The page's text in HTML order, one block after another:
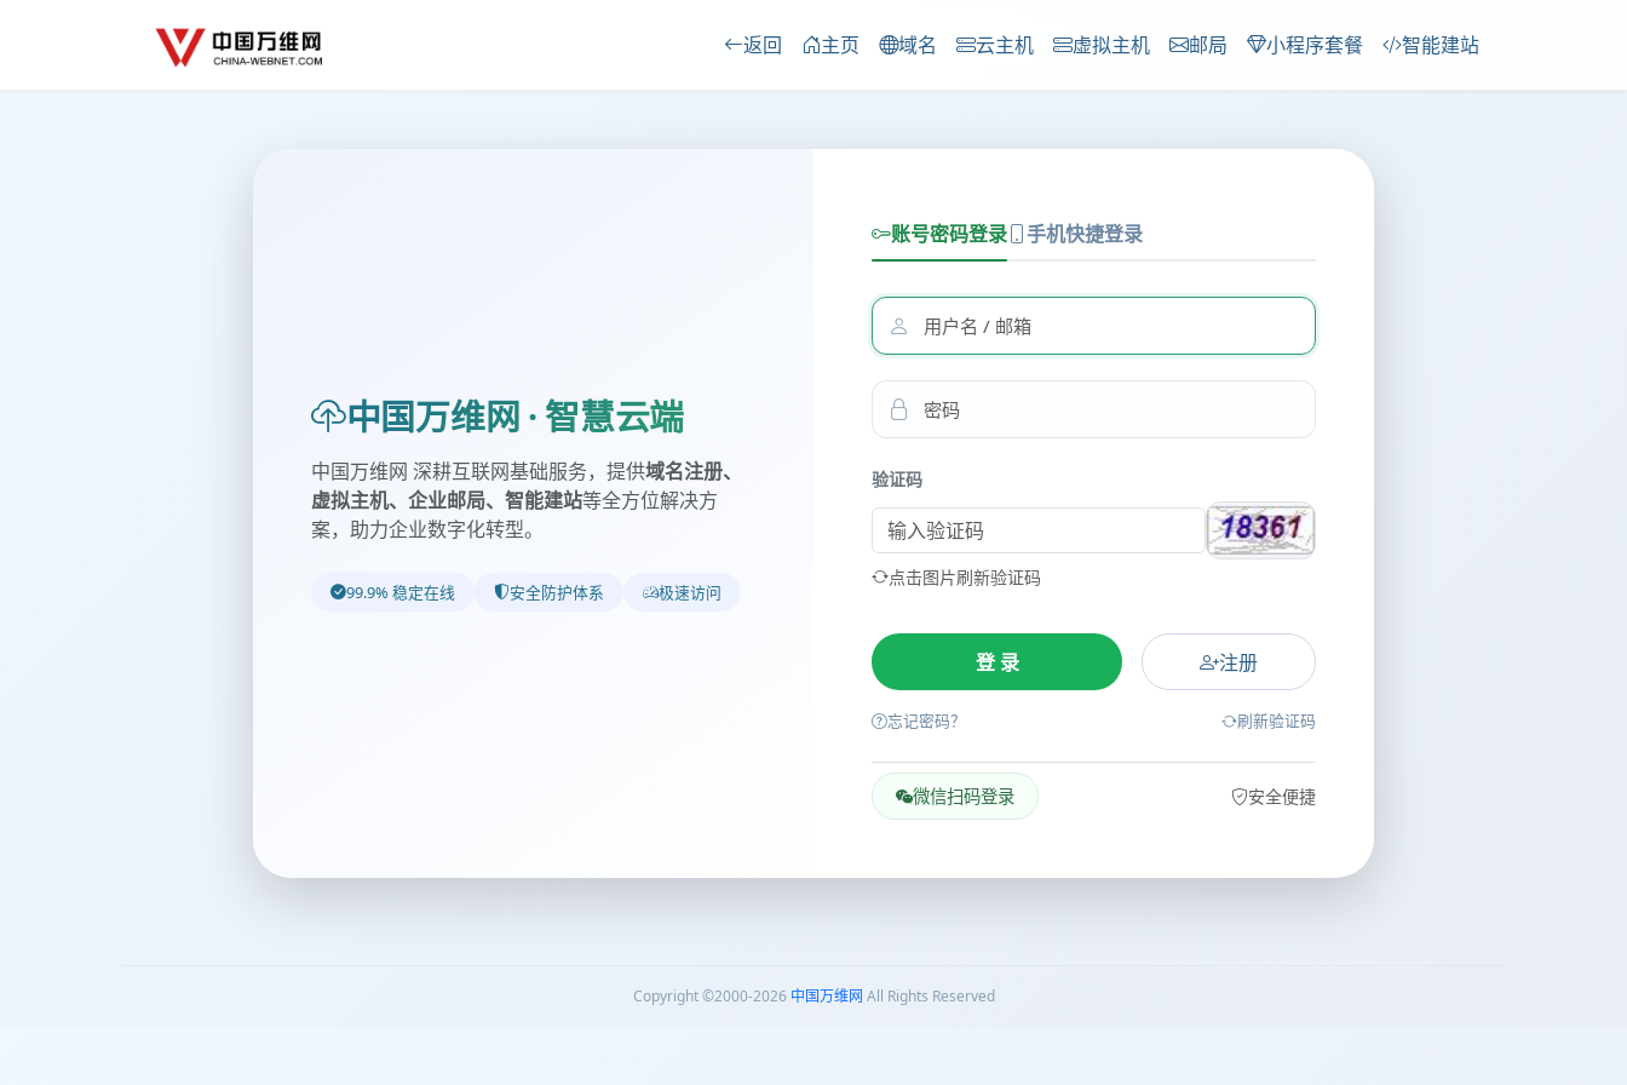
返回 主页 域名 云主机 虚拟主机 邮局 小程序套餐 智能建站
中国万维网 · 智慧云端
中国万维网 深耕互联网基础服务，提供域名注册、
虚拟主机、企业邮局、智能建站等全方位解决方
案，助力企业数字化转型。
99.9% 稳定在线 安全防护体系 极速访问
账号密码登录 手机快捷登录
验证码
点击图片刷新验证码
注册
忘记密码？ 刷新验证码
微信扫码登录 安全便捷
Copyright ©2000-2026 中国万维网 All Rights Reserved